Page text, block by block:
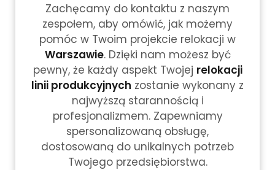
Zachęcamy do kontaktu z naszym
zespołem, aby omówić, jak możemy
pomóc w Twoim projekcie relokacji w
Warszawie. Dzięki nam możesz być
pewny, że każdy aspekt Twojej relokacji
linii produkcyjnych zostanie wykonany z
najwyższą starannością i
profesjonalizmem. Zapewniamy
spersonalizowaną obsługę,
dostosowaną do unikalnych potrzeb
Twojego przedsiębiorstwa.